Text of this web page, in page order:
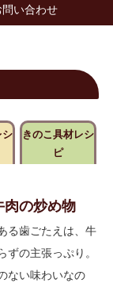
問い合わせ
シ
きのこ具材レシ
ピ
肉の炒め物
る歯ごたえは、牛
ずの主張っぷり。
ない味わいなの